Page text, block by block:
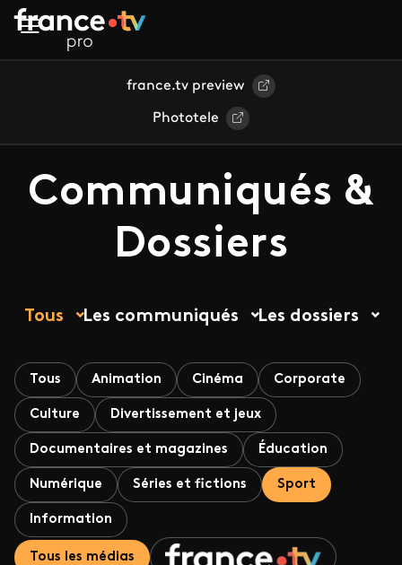
Aller au contenu principal
france.tv preview
Phototele
Communiqués &
Dossiers
Tous Les communiqués Les dossiers
Tous Animation Cinéma Corporate
Culture Divertissement et jeux
Documentaires et magazines Éducation
Numérique Séries et fictions Sport
Information
Tous les médias